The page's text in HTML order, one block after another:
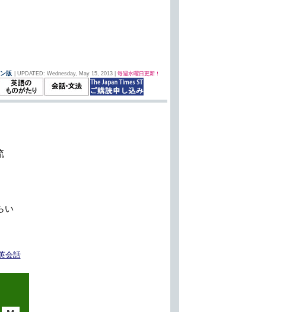
版 | UPDATED: Wednesday, May 15, 2013 | 毎週水曜日更新！
い
会話